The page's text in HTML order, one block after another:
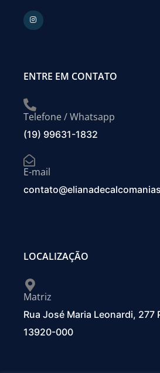
ENTRE EM CONTATO
Telefone / Whatsapp
(19) 99631-1832
E-mail
LOCALIZAÇÃO
Matriz
Rua José Maria Leonardi, 277
13920-000